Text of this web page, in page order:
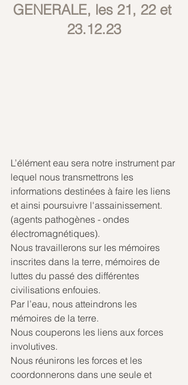
GENERALE, les 21, 22 et
23.12.23
L’élément eau sera notre instrument par
lequel nous transmettrons les
informations destinées à faire les liens
et ainsi poursuivre l'assainissement.
(agents pathogènes - ondes
électromagnétiques).
Nous travaillerons sur les mémoires
inscrites dans la terre, mémoires de
luttes du passé des différentes
civilisations enfouies.
Par l’eau, nous atteindrons les
mémoires de la terre.
Nous couperons les liens aux forces
involutives.
Nous réunirons les forces et les
coordonnerons dans une seule et